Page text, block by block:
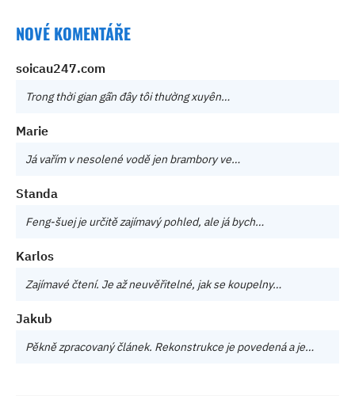
NOVÉ KOMENTÁŘE
soicau247.com
Trong thời gian gần đây tôi thường xuyên…
Marie
Já vařím v nesolené vodě jen brambory ve…
Standa
Feng-šuej je určitě zajímavý pohled, ale já bych…
Karlos
Zajímavé čtení. Je až neuvěřitelné, jak se koupelny…
Jakub
Pěkně zpracovaný článek. Rekonstrukce je povedená a je…